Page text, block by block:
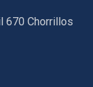
670 Chorrillos